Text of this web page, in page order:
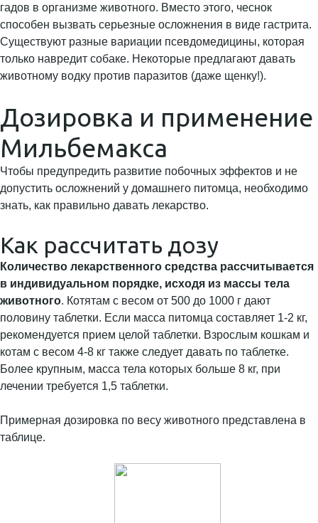
гадов в организме животного. Вместо этого, чеснок
способен вызвать серьезные осложнения в виде гастрита.
Существуют разные вариации псевдомедицины, которая
только навредит собаке. Некоторые предлагают давать
животному водку против паразитов (даже щенку!).
Дозировка и применение
Мильбемакса
Чтобы предупредить развитие побочных эффектов и не
допустить осложнений у домашнего питомца, необходимо
знать, как правильно давать лекарство.
Как рассчитать дозу
Количество лекарственного средства рассчитывается
в индивидуальном порядке, исходя из массы тела
животного. Котятам с весом от 500 до 1000 г дают
половину таблетки. Если масса питомца составляет 1-2 кг,
рекомендуется прием целой таблетки. Взрослым кошкам и
котам с весом 4-8 кг также следует давать по таблетке.
Более крупным, масса тела которых больше 8 кг, при
лечении требуется 1,5 таблетки.
Примерная дозировка по весу животного представлена в
таблице.